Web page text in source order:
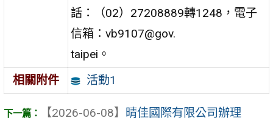
話：（02）27208889轉1248，電子
信箱：vb9107@gov.
taipei。
相關附件
活動1
【2026-06-08】 晴佳國際有限公司辦理